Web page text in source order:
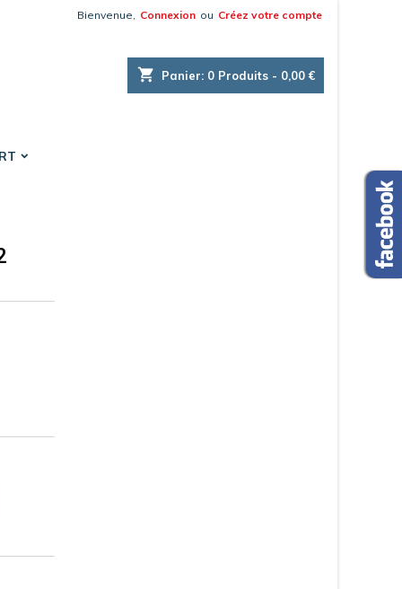
Bienvenue, Connexion ou Créez votre compte
shopping_cart Panier: 0 Produits - 0,00 €